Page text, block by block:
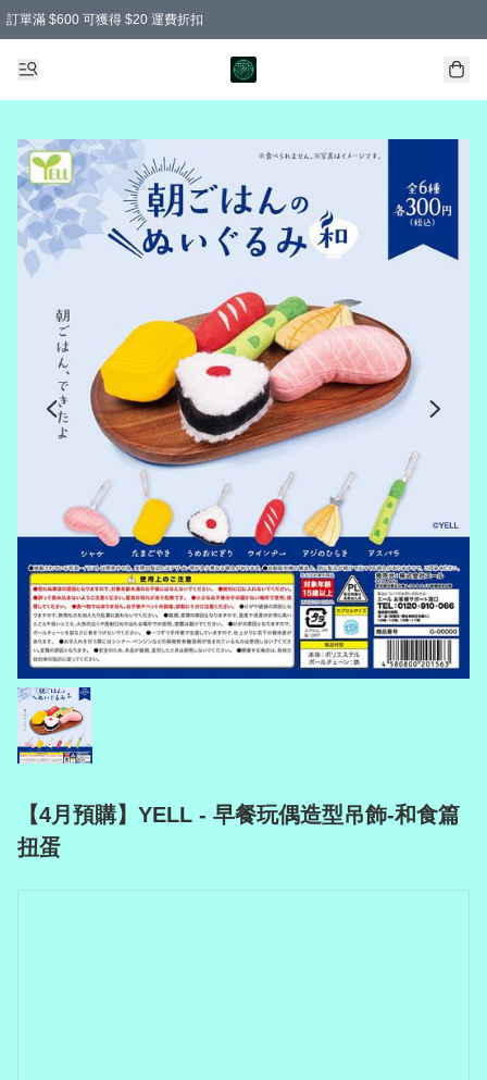
訂單滿 $600 可獲得 $20 運費折扣
【4月預購】YELL - 早餐玩偶造型吊飾-和食篇
扭蛋